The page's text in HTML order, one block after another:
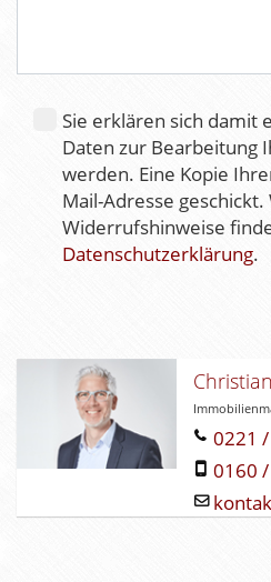
Sie erklären sich damit
Daten zur Bearbeitung
werden. Eine Kopie
Mail-Adresse
Widerrufshinweise
Datenschutzerklärung.
0221
0160